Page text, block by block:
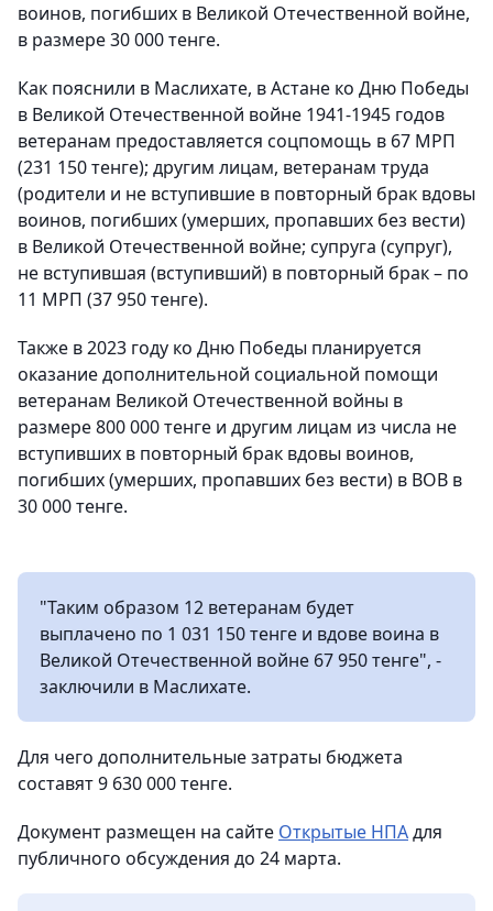
воинов, погибших в Великой Отечественной войне,
в размере 30 000 тенге.
Как пояснили в Маслихате, в Астане ко Дню Победы
в Великой Отечественной войне 1941-1945 годов
ветеранам предоставляется соцпомощь в 67 МРП
(231 150 тенге); другим лицам, ветеранам труда
(родители и не вступившие в повторный брак вдовы
воинов, погибших (умерших, пропавших без вести)
в Великой Отечественной войне; супруга (супруг),
не вступившая (вступивший) в повторный брак – по
11 МРП (37 950 тенге).
Также в 2023 году ко Дню Победы планируется
оказание дополнительной социальной помощи
ветеранам Великой Отечественной войны в
размере 800 000 тенге и другим лицам из числа не
вступивших в повторный брак вдовы воинов,
погибших (умерших, пропавших без вести) в ВОВ в
30 000 тенге.
"Таким образом 12 ветеранам будет
выплачено по 1 031 150 тенге и вдове воина в
Великой Отечественной войне 67 950 тенге", -
заключили в Маслихате.
Для чего дополнительные затраты бюджета
составят 9 630 000 тенге.
Документ размещен на сайте Открытые НПАдля
публичного обсуждения до 24 марта.